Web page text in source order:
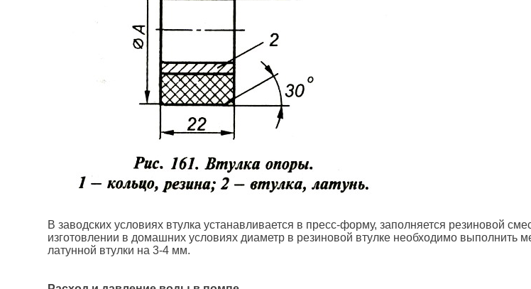
В заводских условиях втулка устанавливается в пресс-форму, заполняется резиновой
изготовлении в домашних условиях диаметр в резиновой втулке необходимо выполнить
латунной втулки на 3-4 мм.